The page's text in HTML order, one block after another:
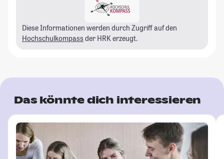
Diese Informationen werden durch Zugriff auf den
Hochschulkompass der HRK erzeugt.
Das könnte dich interessieren